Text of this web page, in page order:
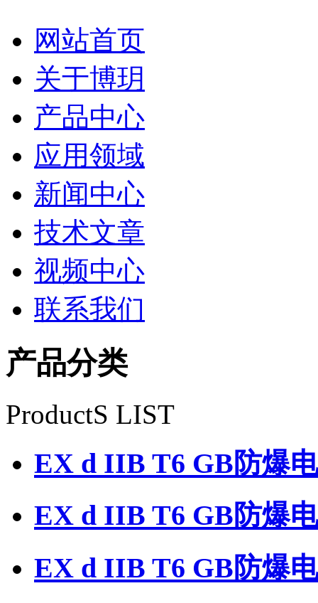
网站首页
关于博玥
产品中心
应用领域
新闻中心
技术文章
视频中心
联系我们
产品分类
ProductS LIST
EX d IIB T6 GB防爆
EX d IIB T6 GB防爆
EX d IIB T6 GB防爆